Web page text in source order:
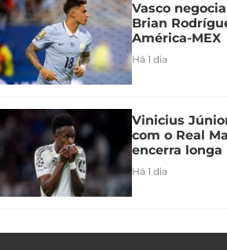
Vasco
Brian
América-MEX
Há 1 dia
Vinicius
com o Real
encerra longa
Há 1 dia